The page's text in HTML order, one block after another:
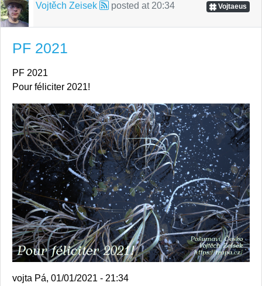
Vojtěch Zeisek posted at 20:34 Vojtaeus
PF 2021
PF 2021
Pour féliciter 2021!
vojta Pá, 01/01/2021 - 21:34